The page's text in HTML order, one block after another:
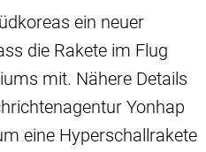
ein neuer
die Rakete im Flug
mit. Nähere Details
Yonhap
eine Hyperschallrakete